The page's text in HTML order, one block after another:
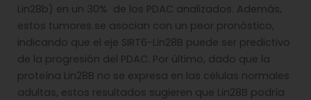
Lin28b) en un 30% de los PDAC analizados. Además,
estos tumores se asocian con un peor pronóstico,
indicando que el eje SIRT6-Lin28B puede ser predictivo
de la progresión del PDAC. Por último, dado que la
proteína Lin28B no se expresa en las células normales
adultas, estos resultados sugieren que Lin28B podría